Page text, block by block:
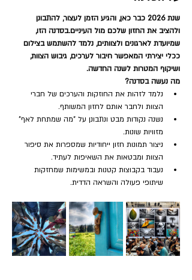
שנת 2026 כבר כאן, והגיע הזמן לעצור, להתבונן
ולהציב את החזון שלכם מול העיניים.בסדנה הזו,
שמיועדת לארגונים ולצוותים, נלמד להשתמש בצילום
ככלי יצירתי המאפשר חיבור לערכים, גיבוש הצוות,
ושיקוף המטרות לשנה החדשה.
מה נעשה בסדנה?
נלמד לזהות את החוזקות והערכים של חברי
הצוות ולחבר אותם לחזון המשותף.
נשנה נקודות מבט ונתבונן על "מה שמתחת לאף"
מזוויות שונות.
ניצור תמונות חזון ייחודיות שמספרות את סיפור
הצוות ומבטאות את השאיפות לעתיד.
נעבוד בקבוצות קטנות ובמשימות שמחזקות
שיתופי פעולה והשראה הדדית.